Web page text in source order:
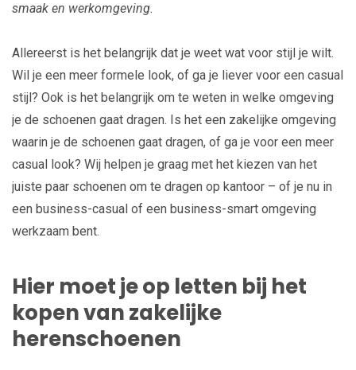
smaak en werkomgeving.
Allereerst is het belangrijk dat je weet wat voor stijl je wilt.
Wil je een meer formele look, of ga je liever voor een casual
stijl? Ook is het belangrijk om te weten in welke omgeving
je de schoenen gaat dragen. Is het een zakelijke omgeving
waarin je de schoenen gaat dragen, of ga je voor een meer
casual look? Wij helpen je graag met het kiezen van het
juiste paar schoenen om te dragen op kantoor – of je nu in
een business-casual of een business-smart omgeving
werkzaam bent.
Hier moet je op letten bij het
kopen van zakelijke
herenschoenen